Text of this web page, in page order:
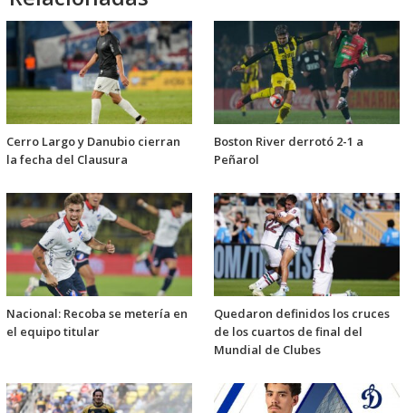
Cerro Largo y Danubio cierran
la fecha del Clausura
Boston River derrotó 2-1 a
Peñarol
Nacional: Recoba se metería en
el equipo titular
Quedaron definidos los cruces
de los cuartos de final del
Mundial de Clubes